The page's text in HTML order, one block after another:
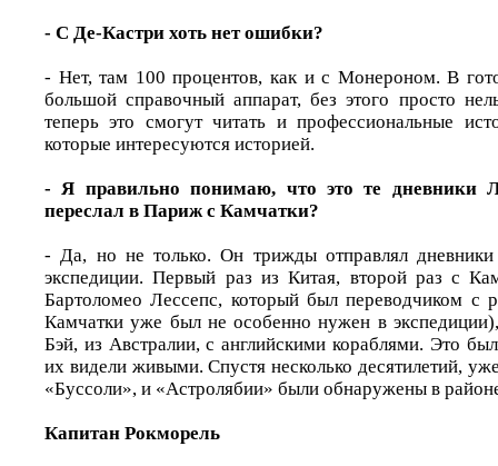
- С Де-Кастри хоть нет ошибки?
- Нет, там 100 процентов, как и с Монероном. В
большой справочный аппарат, без этого просто
теперь это смогут читать и профессиональные
которые интересуются историей.
- Я правильно понимаю, что это те дневники
переслал в Париж с Камчатки?
- Да, но не только. Он трижды отправлял
экспедиции. Первый раз из Китая, второй раз с
Бартоломео Лессепс, который был переводчиком с
Камчатки уже был не особенно нужен в
Бэй, из Австралии, с английскими кораблями. Это
их видели живыми. Спустя несколько десятилетий,
«Буссоли», и «Астролябии» были обнаружены в
Капитан Рокморель